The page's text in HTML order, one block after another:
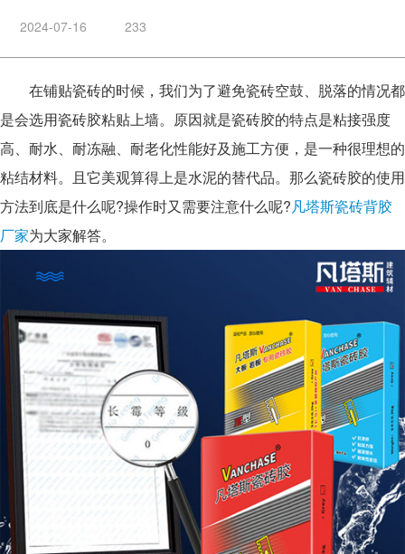
2024-07-16 233
在铺贴瓷砖的时候，我们为了避免瓷砖空鼓、脱落的情况都
是会选用瓷砖胶粘贴上墙。原因就是瓷砖胶的特点是粘接强度
高、耐水、耐冻融、耐老化性能好及施工方便，是一种很理想的
粘结材料。且它美观算得上是水泥的替代品。那么瓷砖胶的使用
方法到底是什么呢?操作时又需要注意什么呢?凡塔斯瓷砖背胶
厂家为大家解答。